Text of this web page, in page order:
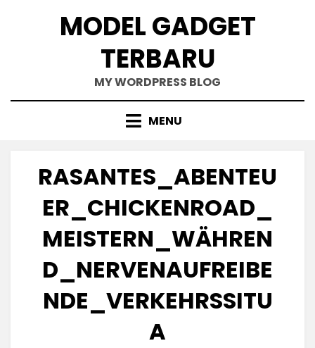
MODEL GADGET
TERBARU
MY WORDPRESS BLOG
MENU
RASANTES_ABENTEU
ER_CHICKENROAD_
MEISTERN_WÄHREN
D_NERVENAUFREIBE
NDE_VERKEHRSSITU
A